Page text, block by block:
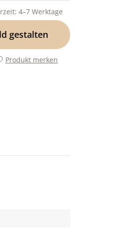
4–7 Werktage
gestalten
Produkt merken